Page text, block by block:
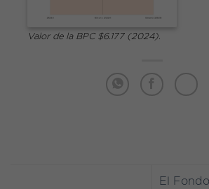
Valor de la BPC $6.177 (2024).
El